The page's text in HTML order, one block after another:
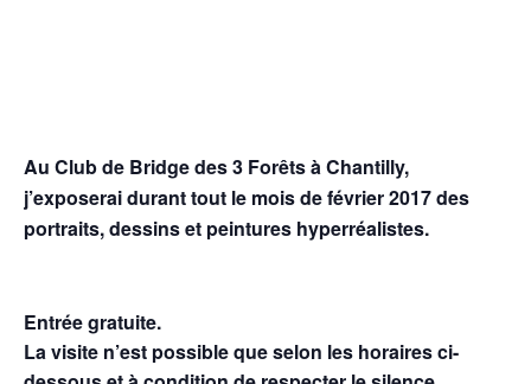
Au Club de Bridge des 3 Forêtsà Chantilly,
j’exposerai durant tout le mois de février 2017 des
portraits, dessins et peintures hyperréalistes.
Entrée gratuite.
La visite n’est possible que selon les horaires ci-